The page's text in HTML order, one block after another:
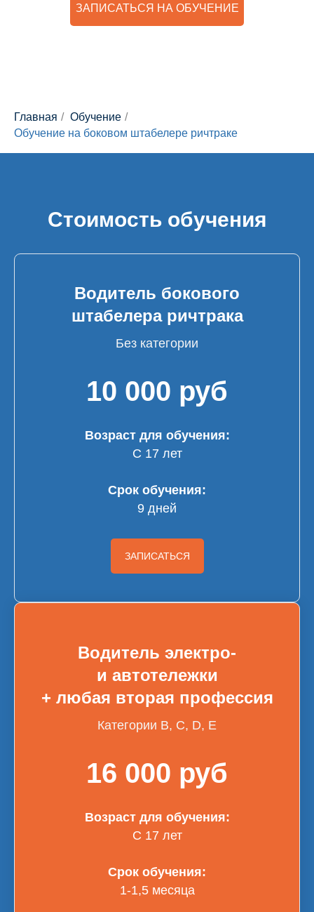
ЗАПИСАТЬСЯ НА ОБУЧЕНИЕ
Главная / Обучение /
Обучение на боковом штабелере ричтраке
Стоимость обучения
Водитель бокового
штабелера ричтрака
Без категории
10 000 руб
Возраст для обучения:
С 17 лет
Срок обучения:
9 дней
ЗАПИСАТЬСЯ
Водитель электро-
и автотележки
+ любая вторая профессия
Категории B, С, D, E
16 000 руб
Возраст для обучения:
С 17 лет
Срок обучения:
1-1,5 месяца